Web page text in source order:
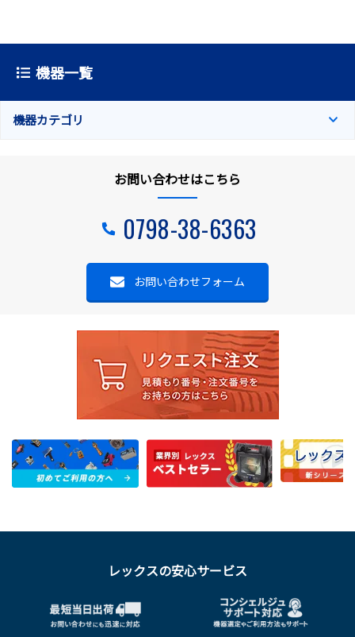
機器一覧
機器カテゴリ
お問い合わせはこちら
0798-38-6363
お問い合わせフォーム
レックスの安心サービス